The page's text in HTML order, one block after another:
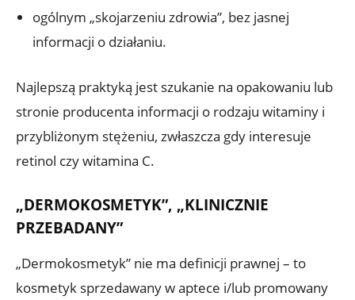
ogólnym „skojarzeniu zdrowia”, bez jasnej
informacji o działaniu.
Najlepszą praktyką jest szukanie na opakowaniu lub
stronie producenta informacji o rodzaju witaminy i
przybliżonym stężeniu, zwłaszcza gdy interesuje
retinol czy witamina C.
„DERMOKOSMETYK”, „KLINICZNIE
PRZEBADANY”
„Dermokosmetyk” nie ma definicji prawnej – to
kosmetyk sprzedawany w aptece i/lub promowany